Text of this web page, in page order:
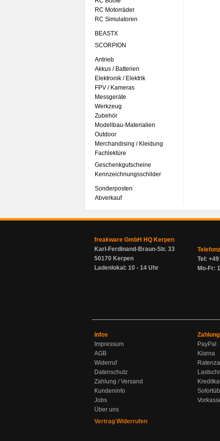
RC Motorräder
RC Simulatoren
BEASTX
SCORPION
Antrieb
Akkus / Batterien
Elektronik / Elektrik
FPV / Kameras
Messgeräte
Werkzeug
Zubehör
Modellbau-Materialien
Outdoor
Merchandising / Kleidung
Fachlektüre
Geschenkgutscheine
Kennzeichnungsschilder
Sonderposten
Abverkauf
freakware GmbH HQ Kerpen
Karl-Ferdinand-Braun-Str. 33
50170 Kerpen
Ladenlokal: 10 - 14 Uhr
Tel:
Mo-Fr:
Infos
Impressum
AGB
Widerruf
Datenschutz
Zahlung / Versand
Kundeninfo
Jobs
Über uns
Vertrag Widerrufen
PayPal
Klarna